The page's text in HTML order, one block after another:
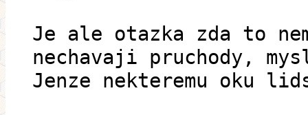
Je ale otazka zda to
nechavaji pruchody,
Jenze nekteremu oku